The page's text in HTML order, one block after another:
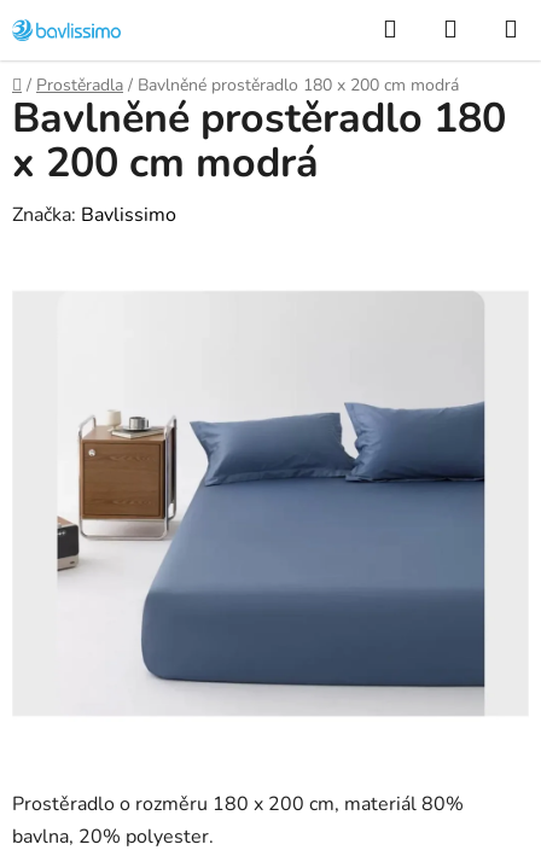
na
obsah
Hledat
KOŠÍK
Domů
/ Prostěradla / Bavlněné prostěradlo 180 x 200 cm modrá
Prostěradlo o rozměru 180 x 200 cm, materiál 80%
bavlna, 20% polyester.
Bavlněné prostěradlo 180
x 200 cm modrá
Značka: Bavlissimo